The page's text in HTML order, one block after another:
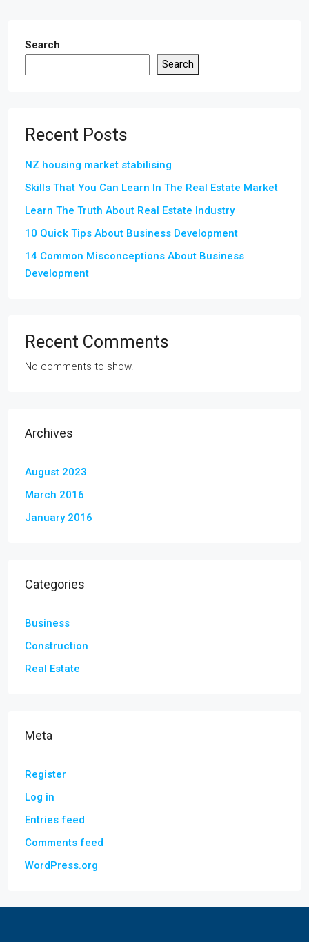
Search
Search
Recent Posts
NZ housing market stabilising
Skills That You Can Learn In The Real Estate Market
Learn The Truth About Real Estate Industry
10 Quick Tips About Business Development
14 Common Misconceptions About Business
Development
Recent Comments
No comments to show.
Archives
August 2023
March 2016
January 2016
Categories
Business
Construction
Real Estate
Meta
Register
Log in
Entries feed
Comments feed
WordPress.org